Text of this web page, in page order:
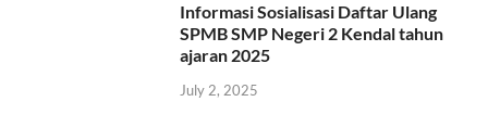
Informasi Sosialisasi Daftar Ulang
SPMB SMP Negeri 2 Kendal tahun
ajaran 2025
July 2, 2025